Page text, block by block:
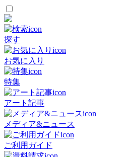
探す
お気に入り
特集
アート記事
メディア&ニュース
ご利用ガイド